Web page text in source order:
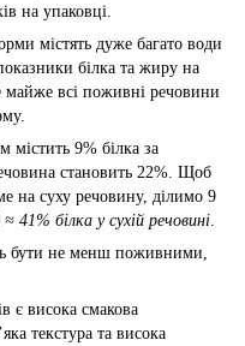
на упаковці.
містять дуже багато води
білка та жиру на
всі поживні речовини
9% білка за
становить 22%. Щоб
на суху речовину, ділимо 9
41% білка у сухій речовині
бути не менш поживними,
є висока смакова
текстура та висока